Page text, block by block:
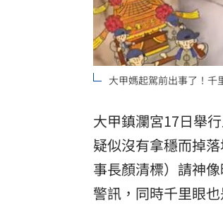
大甲媽起駕前出事了！千
大甲鎮瀾宮17日舉
疑似沒有拿穩而掉
事長顏清標）請神
警訊，同時千里眼